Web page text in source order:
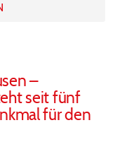
–
seit fünf
für den